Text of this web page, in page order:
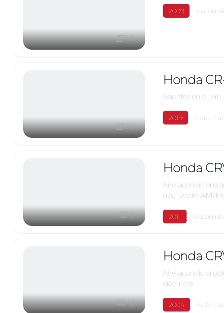
10
2009
10
Honda
Asientos en cuero,
2019
6
Honda
Aire
día, Radio AM/
2011
13
Honda
Aire
eléctricos
2004